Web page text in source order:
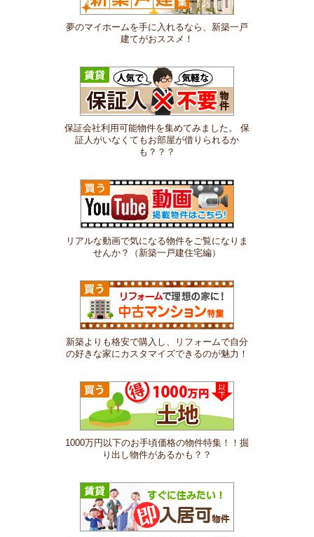
夢のマイホームを手に入れるなら、新築一戸
建てがおススメ！
保証会社利用可能物件を集めてみました。 保
証人がいなくてもお部屋が借りられるか
も？？？
リアルな動画で気になる物件をご覧になりま
せんか？（新築一戸建住宅編）
新築よりも格安で購入し、リフォームで自分
の好きな家にカスタマイズできるのが魅力！
1000万円以下のお手頃価格の物件特集！！掘
り出し物件があるかも？？